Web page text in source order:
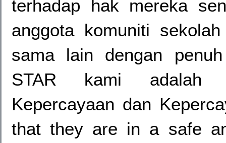
terhadap hak mereka
anggota komuniti
sama lain dengan
STAR kami adalah
Kepercayaan dan
that they are in a safe